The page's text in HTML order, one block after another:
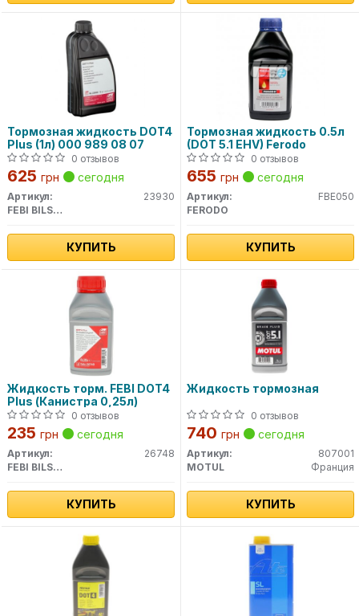
Тормозная жидкость DOT4
Plus (1л) 000 989 08 07
0 отзывов
625 грн сегодня
Артикул:
23930
FEBI BILSTEIN
КУПИТЬ
Тормозная жидкость 0.5л
(DOT 5.1 EHV) Ferodo
0 отзывов
655 грн сегодня
Артикул:
FBE050
FERODO
КУПИТЬ
Жидкость торм. FEBI DOT4
Plus (Канистра 0,25л)
0 отзывов
235 грн сегодня
Артикул:
26748
FEBI BILSTEIN
КУПИТЬ
Жидкость тормозная
0 отзывов
740 грн сегодня
Артикул:
807001
MOTUL
Франция
КУПИТЬ